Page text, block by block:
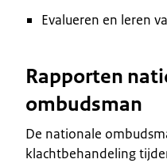
Evalueren en leren
Rapporten
ombudsman
De nationale
klachtbehandeling